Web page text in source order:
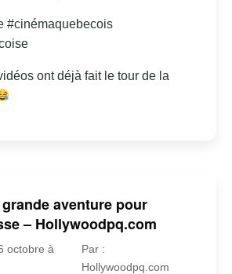
#cinémaquebecois
ont déjà fait le tour de la
grande aventure pour
– Hollywoodpq.com
octobre à
Par :
Hollywoodpq.com